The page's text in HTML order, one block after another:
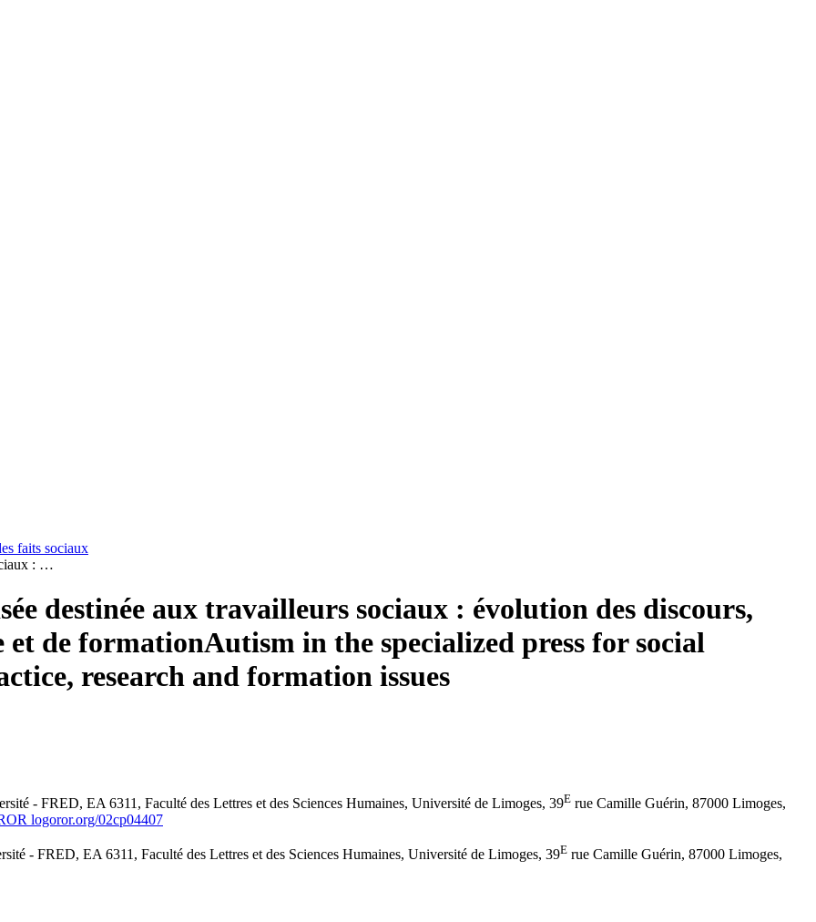
faits sociaux
: …
destinée aux travailleurs sociaux : évolution des discours,
et de formationAutism in the specialized press for social
research and formation issues
- FRED, EA 6311, Faculté des Lettres et des Sciences Humaines, Université de Limoges, 39E rue Camille Guérin, 87000 Limoges,
ror.org/02cp04407
- FRED, EA 6311, Faculté des Lettres et des Sciences Humaines, Université de Limoges, 39E rue Camille Guérin, 87000 Limoges,